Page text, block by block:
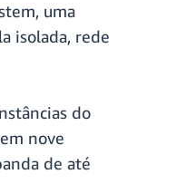
uma
isolada, rede
do
nove
de até